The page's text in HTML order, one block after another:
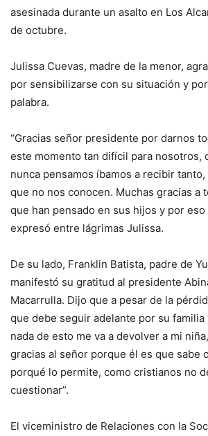
asesinada durante un asalto en Los
de octubre.
Julissa Cuevas, madre de la menor,
por sensibilizarse con su situación y
palabra.
“Gracias señor presidente por darnos
este momento tan difícil para nosotros,
nunca pensamos íbamos a recibir
que no nos conocen. Muchas gracias a
que han pensado en sus hijos y por eso
expresó entre lágrimas Julissa.
De su lado, Franklin Batista, padre de
manifestó su gratitud al presidente
Macarrulla. Dijo que a pesar de la
que debe seguir adelante por su familia
nada de esto me va a devolver a mi
gracias al señor porque él es que sabe
porqué lo permite, como cristianos no
cuestionar”.
El viceministro de Relaciones con la